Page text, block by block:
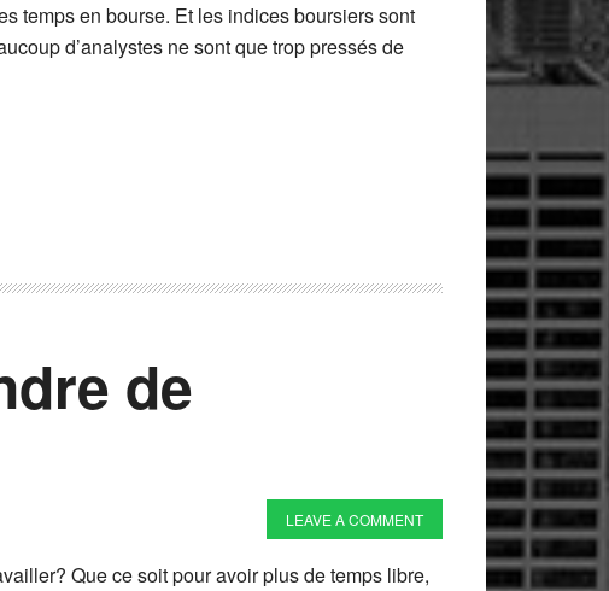
temps en bourse. Et les indices boursiers sont
d’analystes ne sont que trop pressés de
de
LEAVE A COMMENT
Que ce soit pour avoir plus de temps libre,